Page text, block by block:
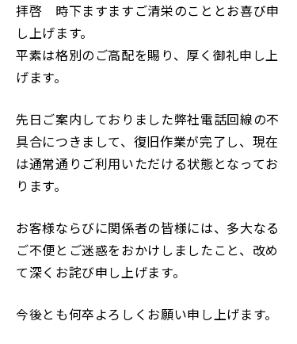
拝啓 時下ますますご清栄のこととお喜び申
し上げます。
平素は格別のご高配を賜り、厚く御礼申し上
げます。
先日ご案内しておりました弊社電話回線の不
具合につきまして、復旧作業が完了し、現在
は通常通りご利用いただける状態となってお
ります。
お客様ならびに関係者の皆様には、多大なる
ご不便とご迷惑をおかけしましたこと、改め
て深くお詫び申し上げます。
今後とも何卒よろしくお願い申し上げます。